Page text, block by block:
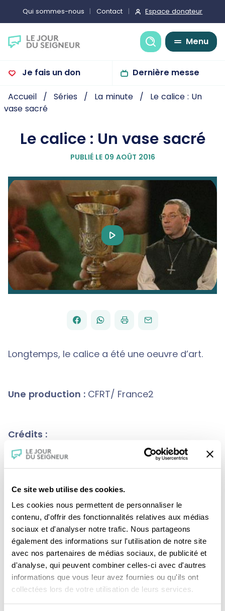
Ce site web utilise des cookies.
Les cookies nous permettent de personnaliser le
contenu, d'offrir des fonctionnalités relatives aux médias
sociaux et d'analyser notre trafic. Nous partageons
également des informations sur l'utilisation de notre site
avec nos partenaires de médias sociaux, de publicité et
d'analyse, qui peuvent combiner celles-ci avec d'autres
informations que vous leur avez fournies ou qu'ils ont
collectées lors de votre utilisation de leurs services.
Qui sommes-nous Contact Espace donateur
Recherche
Menu
Je fais un don Dernière messe
Accueil Séries La minute
Le calice : Un
vase sacré
Le calice : Un vase sacré
PUBLIÉ LE 09 AOÛT 2016
Play
Video
PARTAGER
FACEBOOK
PARTAGER
WHATSAPP
IMPRIMERENVOYER
PAR
EMAIL
Longtemps, le calice a été une oeuvre d’art.
Une production : CFRT/ France2
Crédits :
Je fais un don
Revoir la messe du 02 août 2026